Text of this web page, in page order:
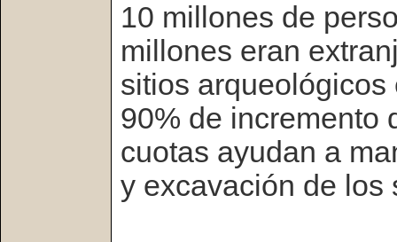
10 millones de
millones eran
sitios
90% de incremento
cuotas ayudan a
y excavación de los